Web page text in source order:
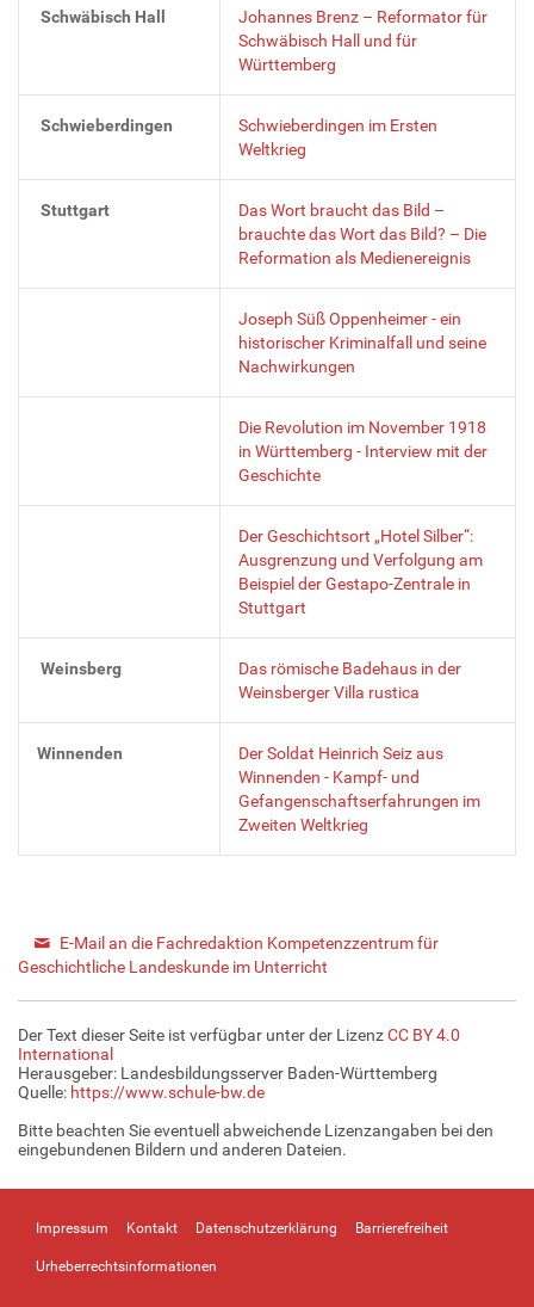
Schwäbisch Hall
Johannes Brenz – Reformator für
Schwäbisch Hall und für
Württemberg
Schwieberdingen
Schwieberdingen im Ersten
Weltkrieg
Stuttgart
Das Wort braucht das Bild –
brauchte das Wort das Bild? – Die
Reformation als Medienereignis
Joseph Süß Oppenheimer - ein
historischer Kriminalfall und seine
Nachwirkungen
Die Revolution im November 1918
in Württemberg - Interview mit der
Geschichte
Der Geschichtsort „Hotel Silber“:
Ausgrenzung und Verfolgung am
Beispiel der Gestapo-Zentrale in
Stuttgart
Weinsberg
Das römische Badehaus in der
Weinsberger Villa rustica
Winnenden
Der Soldat Heinrich Seiz aus
Winnenden - Kampf- und
Gefangenschaftserfahrungen im
Zweiten Weltkrieg
E-Mail an die Fachredaktion Kompetenzzentrum für
Geschichtliche Landeskunde im Unterricht
Der Text dieser Seite ist verfügbar unter der LizenzCC BY 4.0
International
Herausgeber: Landesbildungsserver Baden-Württemberg
Quelle: https://www.schule-bw.de
Bitte beachten Sie eventuell abweichende Lizenzangaben bei den
eingebundenen Bildern und anderen Dateien.
Impressum Kontakt Datenschutzerklärung Barrierefreiheit
Urheberrechtsinformationen